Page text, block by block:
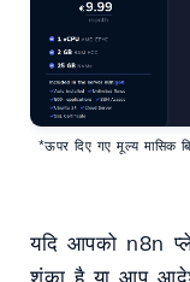
*ऊपर दिए गए मूल्य मासिक
यदि आपको n8n
शंका है या आप